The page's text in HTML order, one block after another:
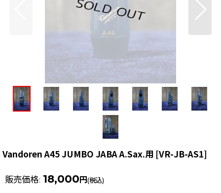
Vandoren A45 JUMBO JABA A.Sax.用 [VR-JB-AS1]
販売価格: 18,000 円(税込)